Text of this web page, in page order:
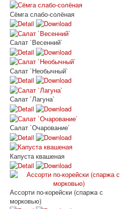
Сёмга слабо-солёная
Салат `Весенний`
Салат `Необычный`
Салат `Лагуна`
Салат `Очарование`
Капуста квашеная
Ассорти по-корейски (спаржа с
морковью)